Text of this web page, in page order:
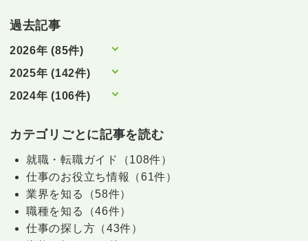
過去記事
2026年 (85件)
2025年 (142件)
2024年 (106件)
カテゴリごとに記事を読む
就職・転職ガイド（108件）
仕事のお役立ち情報（61件）
業界を知る（58件）
職種を知る（46件）
仕事の探し方（43件）